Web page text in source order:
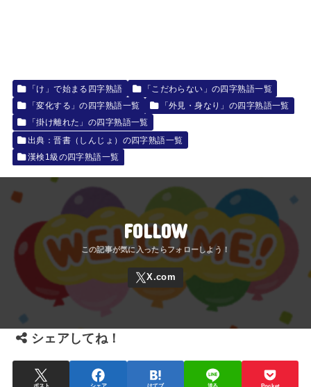
「け」で始まる四字熟語
「こだわらない」の四字熟語一覧
「変化する」の四字熟語一覧
「外見・身なり」の四字熟語一覧
「掛け離れた」の四字熟語一覧
出典：晋書（しんじょ）の四字熟語一覧
漢検1級の四字熟語一覧
FOLLOW
シェアしてね！